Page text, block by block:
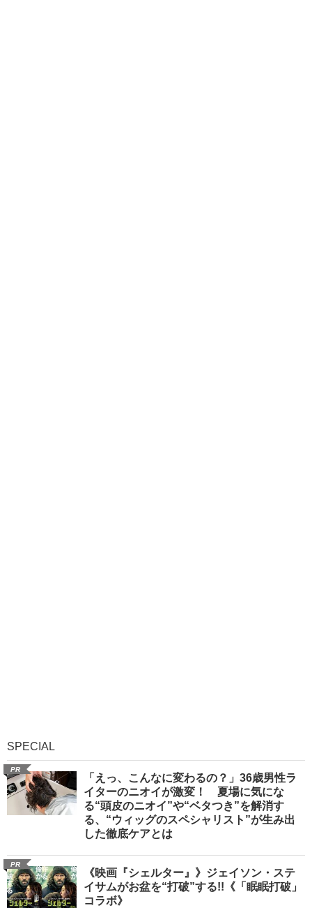
SPECIAL
PR
「えっ、こんなに変わるの？」36歳男性ラ
イターのニオイが激変！ 夏場に気にな
る“頭皮のニオイ”や“ベタつき”を解消す
る、“ウィッグのスペシャリスト”が生み出
した徹底ケアとは
PR
《映画『シェルター』》ジェイソン・ステ
イサムがお盆を“打破”する!!《「眠眠打破」
コラボ》